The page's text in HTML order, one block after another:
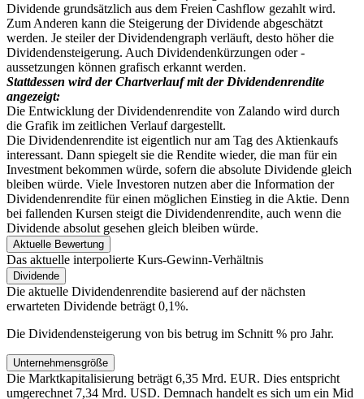
Dividende grundsätzlich aus dem Freien Cashflow gezahlt wird.
Zum Anderen kann die Steigerung der Dividende abgeschätzt
werden. Je steiler der Dividendengraph verläuft, desto höher die
Dividendensteigerung. Auch Dividendenkürzungen oder -
aussetzungen können grafisch erkannt werden.
Stattdessen wird der Chartverlauf mit der Dividendenrendite
angezeigt:
Die Entwicklung der Dividendenrendite von Zalando wird durch
die Grafik im zeitlichen Verlauf dargestellt.
Die Dividendenrendite ist eigentlich nur am Tag des Aktienkaufs
interessant. Dann spiegelt sie die Rendite wieder, die man für ein
Investment bekommen würde, sofern die absolute Dividende gleich
bleiben würde. Viele Investoren nutzen aber die Information der
Dividendenrendite für einen möglichen Einstieg in die Aktie. Denn
bei fallenden Kursen steigt die Dividendenrendite, auch wenn die
Dividende absolut gesehen gleich bleiben würde.
Aktuelle Bewertung
Das aktuelle interpolierte Kurs-Gewinn-Verhältnis
Dividende
Die aktuelle Dividendenrendite basierend auf der nächsten
erwarteten Dividende beträgt 0,1%.
Die Dividendensteigerung von bis betrug im Schnitt % pro Jahr.
Unternehmensgröße
Die Marktkapitalisierung beträgt 6,35 Mrd. EUR. Dies entspricht
umgerechnet 7,34 Mrd. USD. Demnach handelt es sich um ein Mid